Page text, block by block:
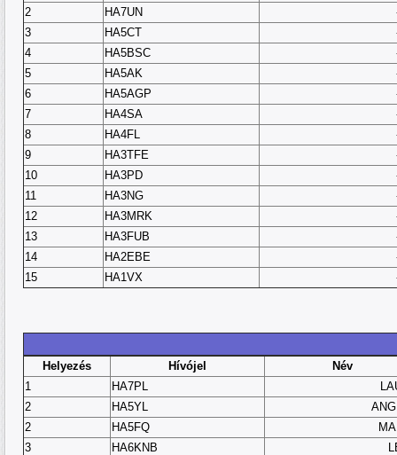
2
HA7UN
3
HA5CT
4
HA5BSC
5
HA5AK
6
HA5AGP
7
HA4SA
8
HA4FL
9
HA3TFE
10
HA3PD
11
HA3NG
12
HA3MRK
13
HA3FUB
14
HA2EBE
15
HA1VX
Helyezés Hívójel
Név
1
HA7PL
2
HA5YL
2
HA5FQ
3
HA6KNB